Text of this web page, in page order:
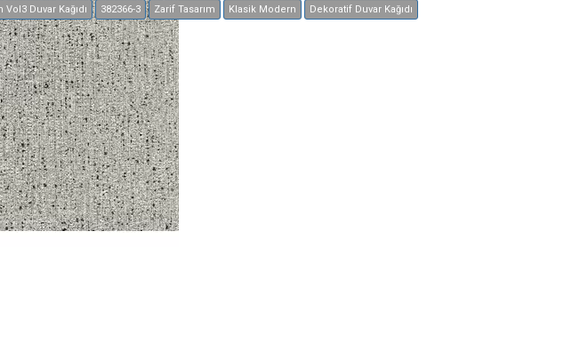
Duvar Kağıdı 382366-3 Zarif Tasarım Klasik Modern Dekoratif Duvar Kağıdı